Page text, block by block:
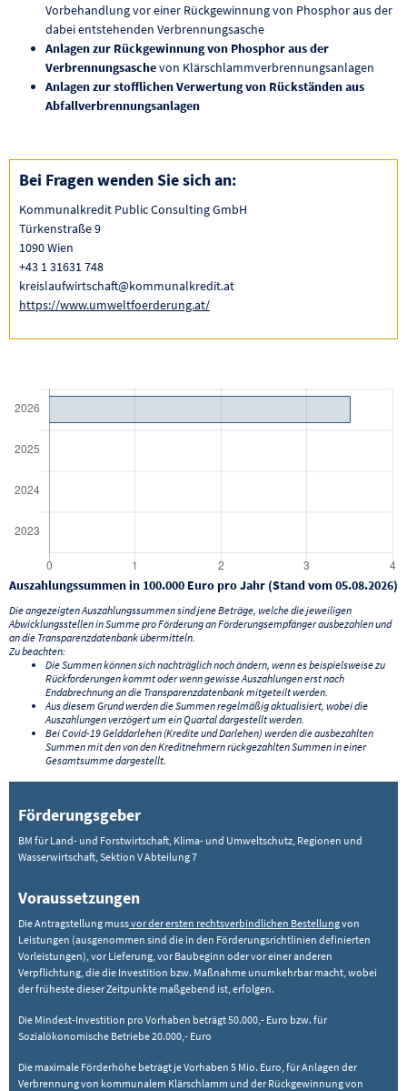
Vorbehandlung vor einer Rückgewinnung von Phosphor aus der
dabei entstehenden Verbrennungsasche
Anlagen zur Rückgewinnung von Phosphor aus der
Verbrennungsaschevon Klärschlammverbrennungsanlagen
Anlagen zur stofflichen Verwertung von Rückständen aus
Abfallverbrennungsanlagen
Bei Fragen wenden Sie sich an:
Kommunalkredit Public Consulting GmbH
Türkenstraße 9
1090 Wien
+43 1 31631 748
kreislaufwirtschaft@kommunalkredit.at
https://www.umweltfoerderung.at/
Auszahlungssummen in 100.000 Euro pro Jahr (Stand vom 05.08.2026)
Die angezeigten Auszahlungssummen sind jene Beträge, welche die jeweiligen
Abwicklungsstellen in Summe pro Förderung an Förderungsempfänger ausbezahlen und
an die Transparenzdatenbank übermitteln.
Zu beachten:
Die Summen können sich nachträglich noch ändern, wenn es beispielsweise zu
Rückforderungen kommt oder wenn gewisse Auszahlungen erst nach
Endabrechnung an die Transparenzdatenbank mitgeteilt werden.
Aus diesem Grund werden die Summen regelmäßig aktualisiert, wobei die
Auszahlungen verzögert um ein Quartal dargestellt werden.
Bei Covid-19 Gelddarlehen (Kredite und Darlehen) werden die ausbezahlten
Summen mit den von den Kreditnehmern rückgezahlten Summen in einer
Gesamtsumme dargestellt.
Förderungsgeber
BM für Land- und Forstwirtschaft, Klima- und Umweltschutz, Regionen und
Wasserwirtschaft, Sektion V Abteilung 7
Voraussetzungen
Die Antragstellung mussvor der ersten rechtsverbindlichen Bestellungvon
Leistungen (ausgenommen sind die in den Förderungsrichtlinien definierten
Vorleistungen), vor Lieferung, vor Baubeginn oder vor einer anderen
Verpflichtung, die die Investition bzw. Maßnahme unumkehrbar macht, wobei
der früheste dieser Zeitpunkte maßgebend ist, erfolgen.
Die Mindest-Investition pro Vorhaben beträgt 50.000,- Euro bzw. für
Sozialökonomische Betriebe 20.000,- Euro
Die maximale Förderhöhe beträgt je Vorhaben 5 Mio. Euro, für Anlagen der
Verbrennung von kommunalem Klärschlamm und der Rückgewinnung von